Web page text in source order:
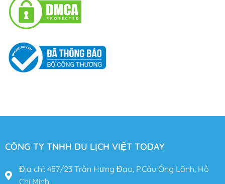
CÔNG TY TNHH DU LỊCH VIỆT TODAY
Địa chỉ: 457/23 Trần Hưng Đạo, P.Cầu Ông Lãnh, Hồ
Chí Minh